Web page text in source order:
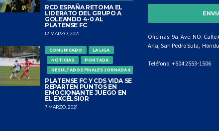
RCD ESPAÑA RETOMA EL
LIDERATO DEL GRUPO A
GOLEANDO 4-0 AL
PLATENSE FC
12 MARZO, 2021
COMUNICADO
LA LIGA
NOTICIAS
PORTADA
RESULTADOS FINALES JORNADA 6 TORNEO CLAUSURA
PLATENSE FC Y CDS VIDA SE
REPARTEN PUNTOS EN
EMOCIONANTE JUEGO EN
EL EXCÉLSIOR
7 MARZO, 2021
Oficinas: 9a. Ave. NO. Calle
Ana, San Pedro Sula,
Teléfono: +504 2553-1506